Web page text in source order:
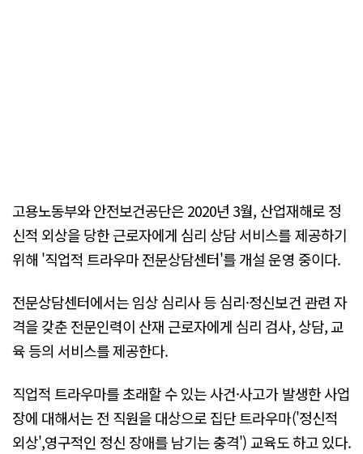
고용노동부와 안전보건공단은 2020년 3월, 산업재해로 정
신적 외상을 당한 근로자에게 심리 상담 서비스를 제공하기
위해 '직업적 트라우마 전문상담센터'를 개설 운영 중이다.
전문상담센터에서는 임상 심리사 등 심리·정신보건 관련 자
격을 갖춘 전문인력이 산재 근로자에게 심리 검사, 상담, 교
육 등의 서비스를 제공한다.
직업적 트라우마를 초래할 수 있는 사건·사고가 발생한 사업
장에 대해서는 전 직원을 대상으로 집단 트라우마('정신적
외상',영구적인 정신 장애를 남기는 충격') 교육도 하고 있다.